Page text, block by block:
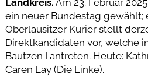
ein neuer Bundestag gewählt;
Oberlausitzer Kurier stellt
Direktkandidaten vor, welche
Bautzen I antreten. Heute:
Caren Lay (Die Linke).